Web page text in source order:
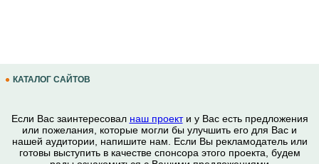
КАТАЛОГ САЙТОВ
Если Вас заинтересовал наш проекти у Вас есть предложения
или пожелания, которые могли бы улучшить его для Вас и
нашей аудитории, напишите нам. Если Вы рекламодатель или
готовы выступить в качестве спонсора этого проекта, будем